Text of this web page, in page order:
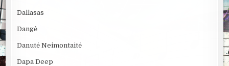
Dallasas
Dangė
Danutė Neimontaitė
Dapa Deep